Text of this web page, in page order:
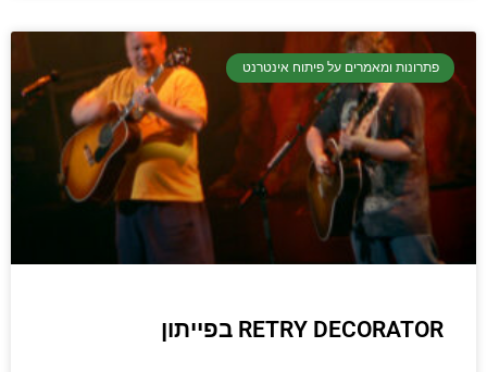
פתרונות ומאמרים על פיתוח אינטרנט
RETRY DECORATOR בפייתון